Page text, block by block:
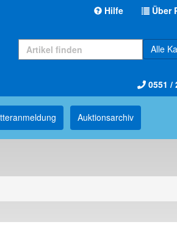
Hilfe Über
Alle
0551 /
Auktions­archiv